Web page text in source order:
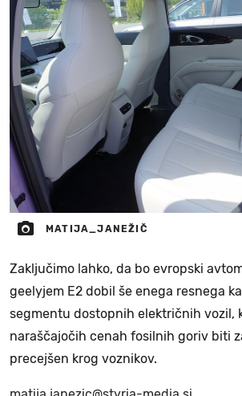
MATIJA_JANEŽIČ
Zaključimo lahko, da bo evropski
geelyjem E2 dobil še enega resnega
segmentu dostopnih električnih vozil,
naraščajočih cenah fosilnih goriv biti
precejšen krog voznikov.